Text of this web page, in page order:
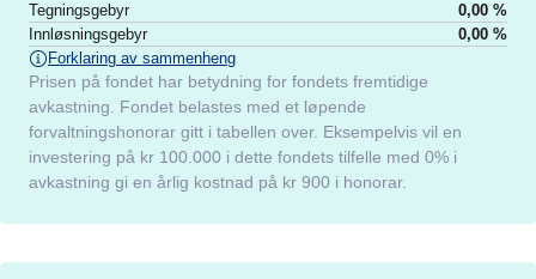
Tegningsgebyr
0,00 %
Innløsnings­gebyr
0,00 %
Forklaring av sammenheng
Prisen på fondet har betydning for fondets fremtidige
avkastning. Fondet belastes med et løpende
forvaltningshonorar gitt i tabellen over. Eksempelvis vil en
investering på kr 100.000 i dette fondets tilfelle med 0% i
avkastning gi en årlig kostnad på kr 900 i honorar.